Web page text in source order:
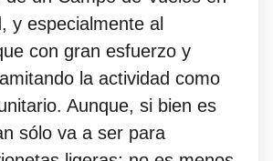
y especialmente al
con gran esfuerzo y
la actividad como
Aunque, si bien es
sólo va a ser para